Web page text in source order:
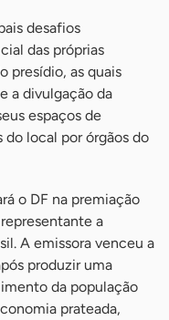
desafios
das próprias
presídio, as quais
a divulgação da
espaços de
do local por órgãos do
o DF na premiação
a
A emissora venceu a
produzir uma
da população
prateada,